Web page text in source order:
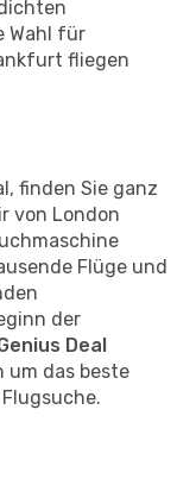
Wahl für
fliegen
finden Sie ganz
von London
Flüge und
der
Deal
um das beste